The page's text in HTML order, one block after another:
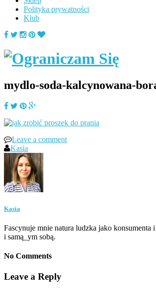
Polityka prywatności
Klub
mydlo-soda-kalcynowana-
Leave a comment
Kasia
Kasia
Fascynuje mnie natura ludzka jako
i samą_ym sobą.
No Comments
Leave a Reply